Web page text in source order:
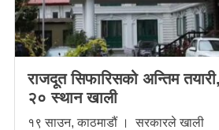
राजदूत सिफारिसको अन्तिम तयारी,
२० स्थान खाली
१९ साउन, काठमाडौं । सरकारले खाली